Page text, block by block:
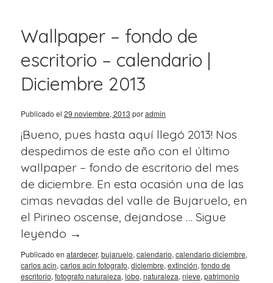
Wallpaper – fondo de
escritorio – calendario |
Diciembre 2013
Publicado el 29 noviembre, 2013 poradmin
¡Bueno, pues hasta aquí llegó 2013! Nos
despedimos de este año con el último
wallpaper – fondo de escritorio del mes
de diciembre. En esta ocasión una de las
cimas nevadas del valle de Bujaruelo, en
el Pirineo oscense, dejandose … Sigue
leyendo →
Publicado en atardecer, bujaruelo, calendario, calendario diciembre,
carlos acin, carlos acin fotografo, diciembre, extinción, fondo de
escritorio, fotografo naturaleza, lobo, naturaleza, nieve, patrimonio